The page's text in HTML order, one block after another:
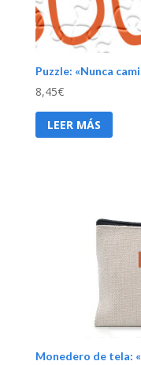
Puzzle: «Nunca
8,45€
LEER MÁS
Monedero de tela: